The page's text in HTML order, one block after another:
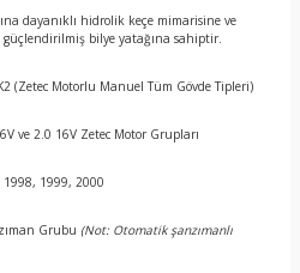
dayanıklı hidrolik keçe mimarisine ve
güçlendirilmiş bilye yatağına sahiptir.
(Zetec Motorlu Manuel Tüm Gövde Tipleri)
ve 2.0 16V Zetec Motor Grupları
1999, 2000
Grubu (Not: Otomatik şanzımanlı